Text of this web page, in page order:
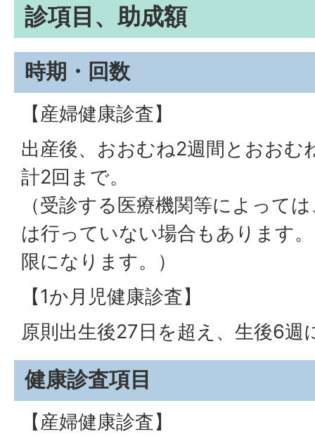
診項目、助成額
時期・回数
【産婦健康診査】
出産後、おおむね2週間とおおむ
計2回まで。
（受診する医療機関等によって
は行っていない場合もあります
限になります。）
【1か月児健康診査】
原則出生後27日を超え、生後6週
健康診査項目
【産婦健康診査】